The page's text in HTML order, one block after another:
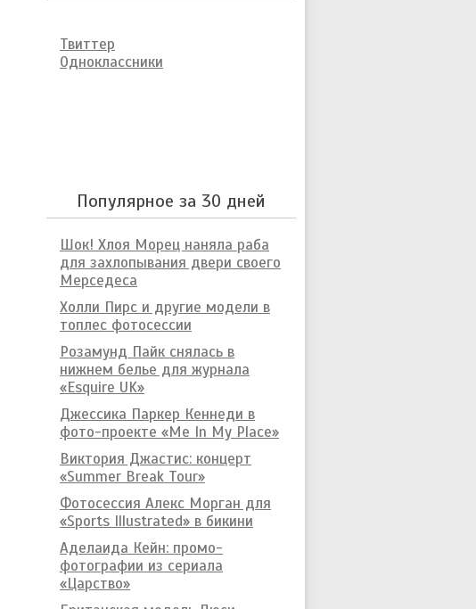
Твиттер
Одноклассники
Популярное за 30 дней
Шок! Хлоя Морец наняла раба
для захлопывания двери своего
Мерседеса
Холли Пирс и другие модели в
топлес фотосессии
Розамунд Пайк снялась в
нижнем белье для журнала
«Esquire UK»
Джессика Паркер Кеннеди в
фото-проекте «Me In My Place»
Виктория Джастис: концерт
«Summer Break Tour»
Фотосессия Алекс Морган для
«Sports Illustrated» в бикини
Аделаида Кейн: промо-
фотографии из сериала
«Царство»